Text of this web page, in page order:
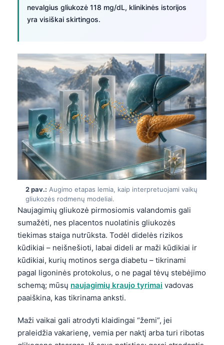
nevalgius gliukozė 118 mg/dL, klinikinės istorijos
yra visiškai skirtingos.
2 pav.: Augimo etapas lemia, kaip interpretuojami vaikų
gliukozės rodmenų modeliai.
Naujagimių gliukozė pirmosiomis valandomis gali
sumažėti, nes placentos nuolatinis gliukozės
tiekimas staiga nutrūksta. Todėl didelės rizikos
kūdikiai – neišnešioti, labai dideli ar maži kūdikiai ir
kūdikiai, kurių motinos serga diabetu – tikrinami
pagal ligoninės protokolus, o ne pagal tėvų stebėjimo
schemą; mūsų naujagimių kraujo tyrimai vadovas
paaiškina, kas tikrinama anksti.
Maži vaikai gali atrodyti klaidingai “žemi”, jei
praleidžia vakarienę, vemia per naktį arba turi ribotas